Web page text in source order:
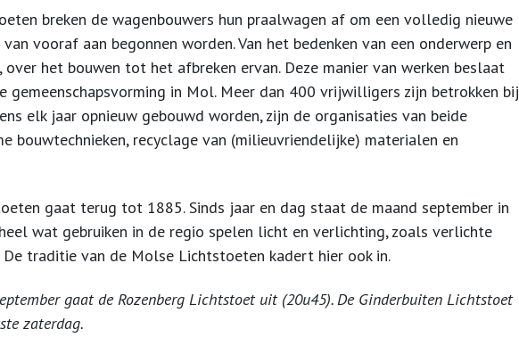
breken de wagenbouwers hun praalwagen af om een volledig nieuwe
vooraf aan begonnen worden. Van het bedenken van een onderwerp en
het bouwen tot het afbreken ervan. Deze manier van werken beslaat
in Mol. Meer dan 400 vrijwilligers zijn betrokken bij
elk jaar opnieuw gebouwd worden, zijn de organisaties van beide
bouwtechnieken, recyclage van (milieuvriendelijke) materialen en
gaat terug tot 1885. Sinds jaar en dag staat de maand september in
wat gebruiken in de regio spelen licht en verlichting, zoals verlichte
traditie van de Molse Lichtstoeten kadert hier ook in.
gaat de Rozenberg Lichtstoet uit (20u45). De Ginderbuiten Lichtstoet
zaterdag.